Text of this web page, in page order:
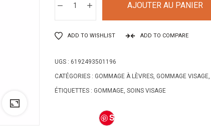
AJOUTER AU PANIER
ADD TO WISHLIST ADD TO COMPARE
UGS : 6192493501196
CATÉGORIES : GOMMAGE À LÈVRES, GOMMAGE VISAGE,
ÉTIQUETTES : GOMMAGE, SOINS VISAGE
S